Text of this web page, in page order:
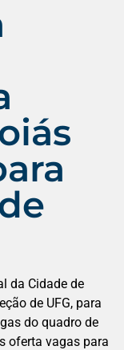
da Cidade de
de UFG, para
do quadro de
oferta vagas para